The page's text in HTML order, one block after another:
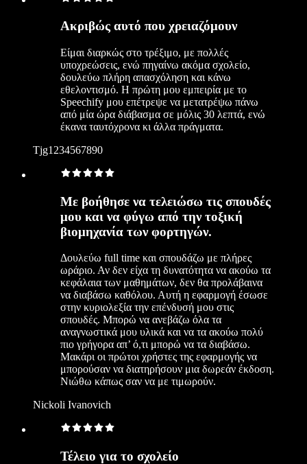
Ακριβώς αυτό που χρειαζόμουν
Είμαι διαρκώς στο τρέξιμο, με πολλές
υποχρεώσεις, ενώ πηγαίνω ακόμα σχολείο,
δουλεύω πλήρη απασχόληση και κάνω
εθελοντισμό. Η πρώτη μου εμπειρία με το
Speechify μου επέτρεψε να μετατρέψω πάνω
από μία ώρα διάβασμα σε μόλις 30 λεπτά, ενώ
έκανα ταυτόχρονα κι άλλα πράγματα.
Tjg1234567890
Με βοήθησε να τελειώσω τις σπουδές
μου και να φύγω από την τοξική
βιομηχανία των φορτηγών.
Δουλεύω full time και σπουδάζω με πλήρες
ωράριο. Αν δεν είχα τη δυνατότητα να ακούω τα
κεφάλαια των μαθημάτων, δεν θα προλάβαινα
να διαβάσω καθόλου. Αυτή η εφαρμογή έσωσε
στην κυριολεξία την επένδυσή μου στις
σπουδές. Μπορώ να ανεβάζω όλα τα
αναγνωστικά μου υλικά και να τα ακούω πολύ
πιο γρήγορα απ’ ό,τι μπορώ να τα διαβάσω.
Μακάρι οι πρώτοι χρήστες της εφαρμογής να
μπορούσαν να διατηρήσουν μια δωρεάν έκδοση.
Νιώθω κάπως σαν να με τιμωρούν.
Nickoli Ivanovich
Τέλειο για το σχολείο